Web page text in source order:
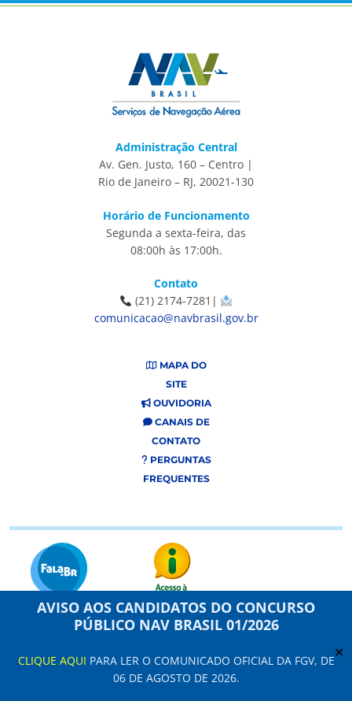
AVISO AOS CANDIDATOS DO CONCURSO
PÚBLICO NAV BRASIL 01/2026
CLIQUE AQUI PARA LER O COMUNICADO OFICIAL DA FGV, DE
06 DE AGOSTO DE 2026.
✕
Administração Central
Av. Gen. Justo, 160 – Centro |
Rio de Janeiro – RJ, 20021-130
Horário de Funcionamento
Segunda a sexta-feira, das
08:00h às 17:00h.
Contato
(21) 2174-7281|
comunicacao@navbrasil.gov.br
MAPA DO
SITE
OUVIDORIA
CANAIS DE
CONTATO
PERGUNTAS
FREQUENTES
Este site usa cookies e dados pessoais de acordo com os nossos Termos de
Configuração de Cookies